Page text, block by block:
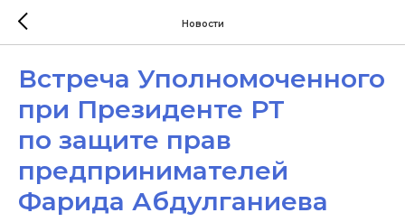
Новости
Встреча Уполномоченного
при Президенте РТ
по защите прав
предпринимателей
Фарида Абдулганиева